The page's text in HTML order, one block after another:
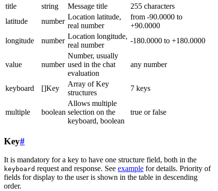
title
string Message title
255 characters
latitude
number
Location latitude,
real number
from -90.0000 to
+90.0000
longitude
number
Location longitude,
real number
-180.0000 to +180.0000
value number
Number, usually
used in the chat
evaluation
any number
keyboard []Key
Array of Key
structures
7 keys
multiple boolean
Allows multiple
selection on the
keyboard, boolean
true or false
Key#
It is mandatory for a key to have one structure field, both in the
keyboard request and response. See example for details. Priority of
fields for display to the user is shown in the table in descending
order.